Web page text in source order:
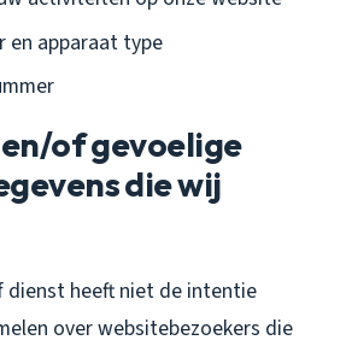
en apparaat type
of gevoelige
die wij
dienst heeft niet de intentie
over websitebezoekers die